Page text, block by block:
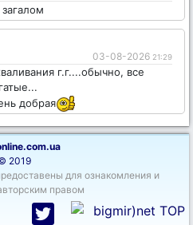
загалом
03-08-2026 21:29
г.г....обычно, все
добрая
2019
для ознакомления и
правом